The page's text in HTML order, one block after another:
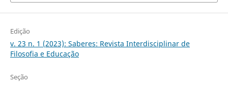
Edição
v. 23 n. 1 (2023): Saberes: Revista Interdisciplinar de
Filosofia e Educação
Seção